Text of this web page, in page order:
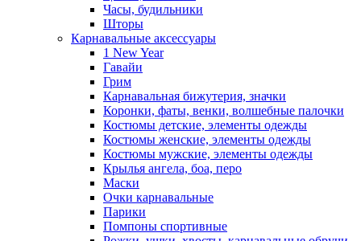
Часы, будильники
Шторы
Карнавальные аксессуары
1 New Year
Гавайи
Грим
Карнавальная бижутерия, значки
Коронки, фаты, венки, волшебные палочки
Костюмы детские, элементы одежды
Костюмы женские, элементы одежды
Костюмы мужские, элементы одежды
Крылья ангела, боа, перо
Маски
Очки карнавальные
Парики
Помпоны спортивные